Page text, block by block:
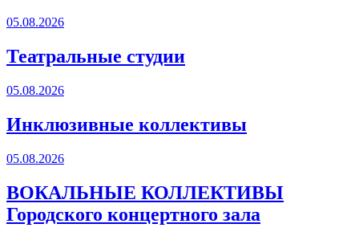
05.08.2026
Театральные студии
05.08.2026
Инклюзивные коллективы
05.08.2026
ВОКАЛЬНЫЕ КОЛЛЕКТИВЫ
Городского концертного зала